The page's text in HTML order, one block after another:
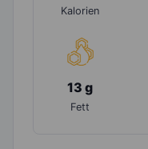
Kalorien
13 g
Fett